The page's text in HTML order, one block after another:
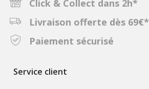
Click & Collect dans 2h*
Livraison offerte dès 69€*
Paiement sécurisé
Service client